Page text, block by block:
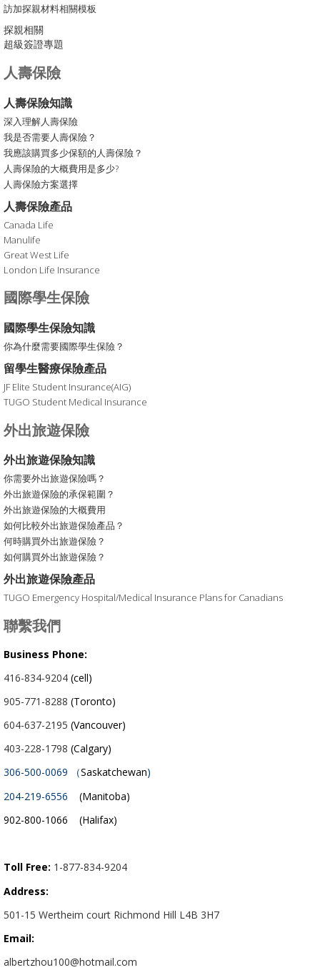
訪加探親材料相關模板
探親相關
超級簽證專題
人壽保險
人壽保險知識
深入理解人壽保險
我是否需要人壽保險？
我應該購買多少保額的人壽保險？
人壽保險的大概費用是多少?
人壽保險方案選擇
人壽保險產品
Canada Life
Manulife
Great West Life
London Life Insurance
國際學生保險
國際學生保險知識
你為什麼需要國際學生保險？
留學生醫療保險產品
JF Elite Student Insurance(AIG)
TUGO Student Medical Insurance
外出旅遊保險
外出旅遊保險知識
你需要外出旅遊保險嗎？
外出旅遊保險的承保範圍？
外出旅遊保險的大概費用
如何比較外出旅遊保險產品？
何時購買外出旅遊保險？
如何購買外出旅遊保險？
外出旅遊保險產品
TUGO Emergency Hospital/Medical Insurance Plans for Canadians
聯繫我們
Business Phone:
416-834-9204 (cell)
905-771-8288 (Toronto)
604-637-2195 (Vancouver)
403-228-1798 (Calgary)
306-500-0069 （Saskatchewan)
204-219-6556 (Manitoba)
902-800-1066 (Halifax)
Toll Free: 1-877-834-9204
Address:
501-15 Wertheim court Richmond Hill L4B 3H7
Email:
albertzhou100@hotmail.com